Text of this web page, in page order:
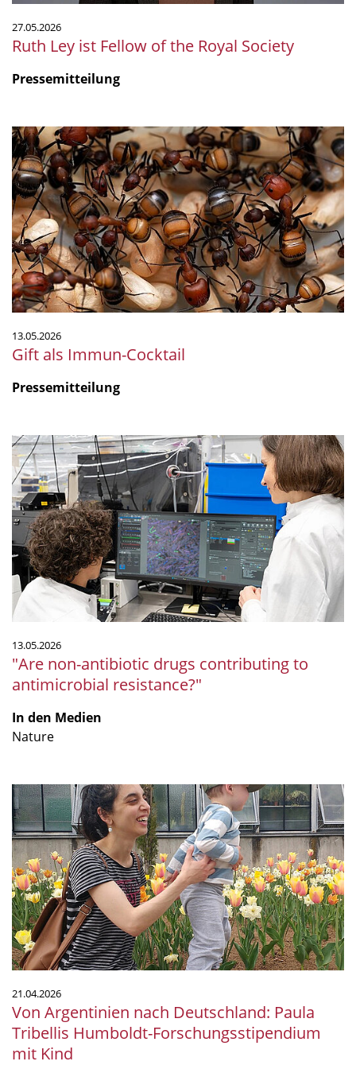
27.05.2026
Ruth Ley ist Fellow of the Royal Society
Pressemitteilung
Gift
als
Immun-
Cocktail
13.05.2026
Gift als Immun-Cocktail
Pressemitteilung
"Are
non-
antibiotic
drugs
contributing
to
antimicrobial
resistance?"
13.05.2026
"Are non-antibiotic drugs contributing to
antimicrobial resistance?"
In den Medien
Nature
Von
Argentinien
nach
Deutschland:
Paula
Tribellis
Humboldt-
Forschungsstipendium
mit
Kind
21.04.2026
Von Argentinien nach Deutschland: Paula
Tribellis Humboldt-Forschungsstipendium
mit Kind